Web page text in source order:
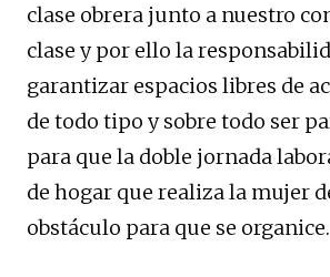
clase obrera junto a nuestro
clase y por ello la
garantizar espacios libres de
de todo tipo y sobre todo ser
para que la doble jornada
de hogar que realiza la mujer
obstáculo para que se organice.